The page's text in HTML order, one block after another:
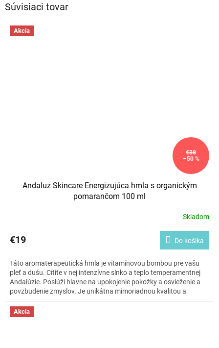
Súvisiaci tovar
Akcia
€38
–50 %
Andaluz Skincare Energizujúca hmla s organickým
pomarančom 100 ml
Skladom
€19 Do košíka
Táto aromaterapeutická hmla je vitamínovou bombou pre vašu
pleť a dušu. Cítite v nej intenzívne slnko a teplo temperamentnej
Andalúzie. Poslúži hlavne na upokojenie pokožky a osvieženie a
povzbudenie zmyslov. Je unikátna mimoriadnou kvalitou a
čistotou použitých surovín. Oči poteší nádherný obal inšpirovaný
draždicami paláca Alhambra v Granade v Španielsku. Skrátka
skvost do vašej kúpeľne.
Akcia